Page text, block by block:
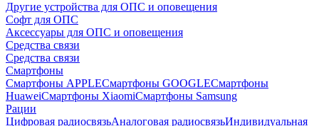
Другие устройства для ОПС и оповещения
Софт для ОПС
Аксессуары для ОПС и оповещения
Средства связи
Средства связи
Смартфоны
Смартфоны APPLEСмартфоны GOOGLEСмартфоны
HuaweiСмартфоны XiaomiСмартфоны Samsung
Рации
Цифровая радиосвязьАналоговая радиосвязьИндивидуальная